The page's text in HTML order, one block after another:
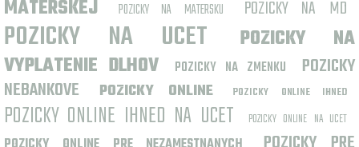
MATERSKEJ
POZICKY NA MATERSKU POZICKY NA MD
POZICKY NA UCET
POZICKY NA
VYPLATENIE DLHOV
POZICKY NA ZMENKU
POZICKY
NEBANKOVE
POZICKY ONLINE POZICKY ONLINE IHNED
POZICKY ONLINE IHNED NA UCET POZICKY ONLINE NA UCET